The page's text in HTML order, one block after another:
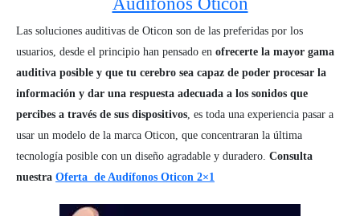
Las soluciones auditivas de Oticon son de las preferidas por los
usuarios, desde el principio han pensado en ofrecerte la mayor gama
auditiva posible y que tu cerebro sea capaz de poder procesar la
información y dar una respuesta adecuada a los sonidos que
percibes a través de sus dispositivos, es toda una experiencia pasar a
usar un modelo de la marca Oticon, que concentraran la última
tecnología posible con un diseño agradable y duradero. Consulta
nuestra Oferta de Audífonos Oticon 2×1